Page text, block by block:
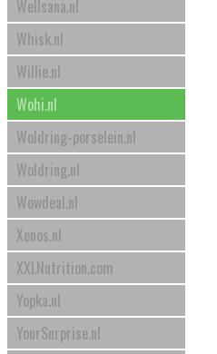
Wellsana.nl
Whisk.nl
Willie.nl
Wohi.nl
Woldring-porselein.nl
Woldring.nl
Wowdeal.nl
Xenos.nl
XXLNutrition.com
Yopka.nl
YourSurprise.nl